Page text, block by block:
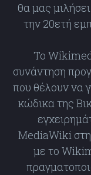
θα μας
την 20ετή
Το
συνάντηση
που θέλουν να
κώδικα της
MediaWiki
με το